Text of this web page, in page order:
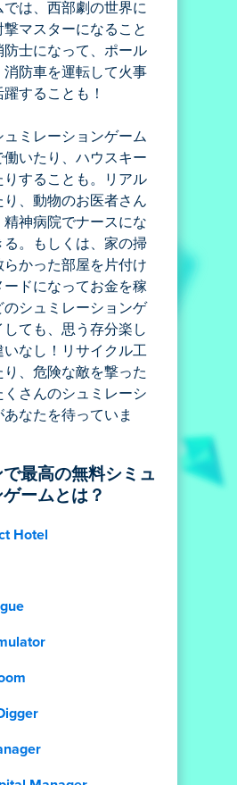
では、西部劇の世界に
マスターになること
防士になって、ポール
消防車を運転して火事
することも！
ュミレーションゲーム
働いたり、ハウスキー
りすることも。リアル
り、動物のお医者さん
精神病院でナースにな
る。もしくは、家の掃
らかった部屋を片付け
ードになってお金を稼
のシュミレーションゲ
しても、思う存分楽し
なし！リサイクル工
、危険な敵を撃った
くさんのシュミレーシ
あなたを待っていま
最高の無料シミュ
ームとは？
Hotel